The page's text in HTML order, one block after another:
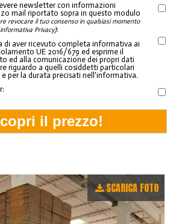
newsletter con informazioni
mail riportato sopra in questo modulo
revocare il tuo consenso in qualsiasi momento
Privacy):
di aver ricevuto completa informativa ai
UE 2016/679 ed esprime il
ed alla comunicazione dei propri dati
riguardo a quelli cosiddetti particolari
per la durata precisati nell'informativa.
SCARICA FOTO